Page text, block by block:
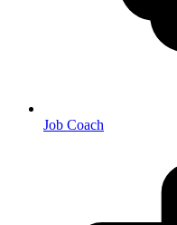
Job Coach